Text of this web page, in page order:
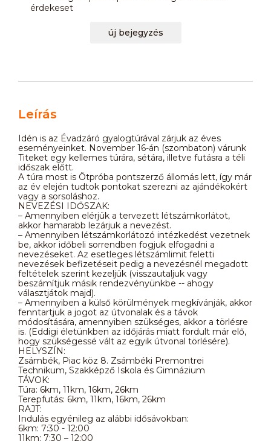
érdekeset
új bejegyzés
Leírás
Idén is az Évadzáró gyalogtúrával zárjuk az éves
eseményeinket. November 16-án (szombaton) várunk
Titeket egy kellemes túrára, sétára, illetve futásra a téli
időszak előtt.
A túra most is Ötpróba pontszerző állomás lett, így már
az év elején tudtok pontokat szerezni az ajándékokért
vagy a sorsoláshoz.
NEVEZÉSI IDŐSZAK:
– Amennyiben elérjük a tervezett létszámkorlátot,
akkor hamarabb lezárjuk a nevezést.
– Amennyiben létszámkorlátozó intézkedést vezetnek
be, akkor időbeli sorrendben fogjuk elfogadni a
nevezéseket. Az esetleges létszámlimit feletti
nevezések befizetéseit pedig a nevezésnél megadott
feltételek szerint kezeljük (visszautaljuk vagy
beszámítjuk másik rendezvényünkbe -- ahogy
választjátok majd).
– Amennyiben a külső körülmények megkívánják, akkor
fenntartjuk a jogot az útvonalak és a távok
módosítására, amennyiben szükséges, akkor a törlésre
is. (Eddigi életünkben az időjárás miatt fordult már elő,
hogy szükségessé vált az egyik útvonal törlésére).
HELYSZÍN:
Zsámbék, Piac köz 8. Zsámbéki Premontrei
Technikum, Szakképző Iskola és Gimnázium
TÁVOK:
Túra: 6km, 11km, 16km, 26km
Terepfutás: 6km, 11km, 16km, 26km
RAJT:
Indulás egyénileg az alábbi idősávokban:
6km: 7:30 - 12:00
11km: 7:30 – 12:00